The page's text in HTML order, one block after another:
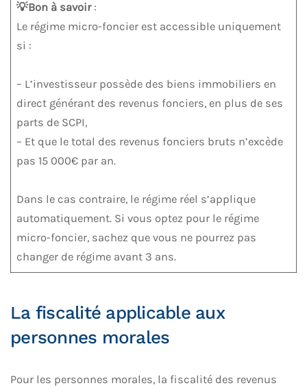
💡Bon à savoir:
Le régime micro-foncier est accessible uniquement
si :
– L’investisseur possède des biens immobiliers en
direct générant des revenus fonciers, en plus de ses
parts de SCPI,
– Et que le total des revenus fonciers bruts n’excède
pas 15 000€ par an.
Dans le cas contraire, le régime réel s’applique
automatiquement. Si vous optez pour le régime
micro-foncier, sachez que vous ne pourrez pas
changer de régime avant 3 ans.
La fiscalité applicable aux
personnes morales
Pour les personnes morales, la fiscalité des revenus